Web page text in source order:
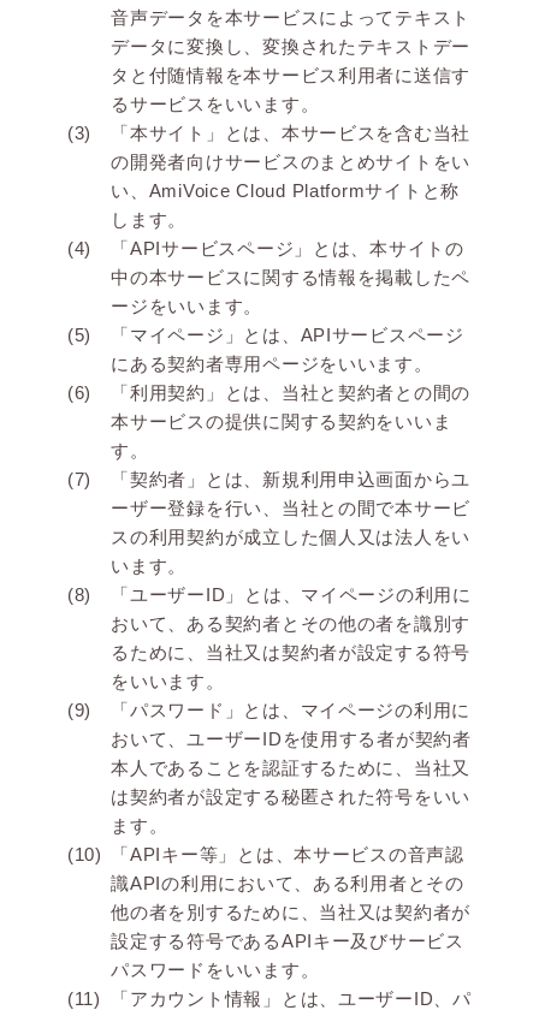
音声データを本サービスによってテキスト
データに変換し、変換されたテキストデー
タと付随情報を本サービス利用者に送信す
るサービスをいいます。
「本サイト」とは、本サービスを含む当社
の開発者向けサービスのまとめサイトをい
い、AmiVoice Cloud Platformサイトと称
します。
「APIサービスページ」とは、本サイトの
中の本サービスに関する情報を掲載したペ
ージをいいます。
「マイページ」とは、APIサービスページ
にある契約者専用ページをいいます。
「利用契約」とは、当社と契約者との間の
本サービスの提供に関する契約をいいま
す。
「契約者」とは、新規利用申込画面からユ
ーザー登録を行い、当社との間で本サービ
スの利用契約が成立した個人又は法人をい
います。
「ユーザーID」とは、マイページの利用に
おいて、ある契約者とその他の者を識別す
るために、当社又は契約者が設定する符号
をいいます。
「パスワード」とは、マイページの利用に
おいて、ユーザーIDを使用する者が契約者
本人であることを認証するために、当社又
は契約者が設定する秘匿された符号をいい
ます。
「APIキー等」とは、本サービスの音声認
識APIの利用において、ある利用者とその
他の者を別するために、当社又は契約者が
設定する符号であるAPIキー及びサービス
パスワードをいいます。
「アカウント情報」とは、ユーザーID、パ